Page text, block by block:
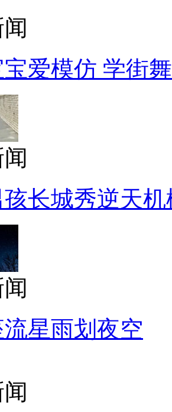
爱模仿 学街
长城秀逆天机
星雨划夜空